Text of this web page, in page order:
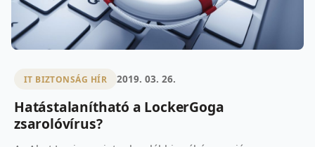
IT BIZTONSÁG HÍR 2019. 03. 26.
Hatástalanítható a LockerGoga
zsarolóvírus?